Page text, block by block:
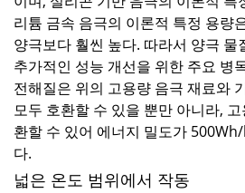
리튬 금속 음극의 이론적 특정 용량
양극보다 훨씬 높다. 따라서 양극 물
추가적인 성능 개선을 위한 주요 병
전해질은 위의 고용량 음극 재료와
모두 호환할 수 있을 뿐만 아니라,
환할 수 있어 에너지 밀도가
다.
넓은 온도 범위에서 작동